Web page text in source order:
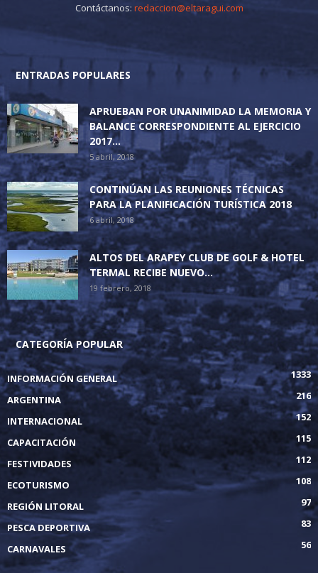
Contáctanos: redaccion@eltaragui.com
ENTRADAS POPULARES
APRUEBAN POR UNANIMIDAD LA MEMORIA Y
BALANCE CORRESPONDIENTE AL EJERCICIO
2017...
5 abril, 2018
CONTINÚAN LAS REUNIONES TÉCNICAS
PARA LA PLANIFICACIÓN TURÍSTICA 2018
6 abril, 2018
ALTOS DEL ARAPEY CLUB DE GOLF & HOTEL
TERMAL RECIBE NUEVO...
19 febrero, 2018
CATEGORÍA POPULAR
INFORMACIÓN GENERAL
1333
ARGENTINA
216
INTERNACIONAL
152
CAPACITACIÓN
115
FESTIVIDADES
112
ECOTURISMO
108
REGIÓN LITORAL
97
PESCA DEPORTIVA
83
CARNAVALES
56